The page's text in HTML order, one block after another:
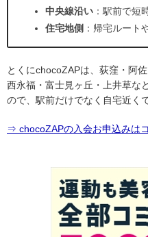
中央線沿い ：駅前で短
住宅地側 ：帰宅ルート
とくにchocoZAPは、荻窪・阿
西永福・富士見ヶ丘・上井草な
ので、駅前だけでなく自宅近く
⇒ chocoZAPの入会お申込みは